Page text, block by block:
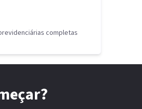
completas